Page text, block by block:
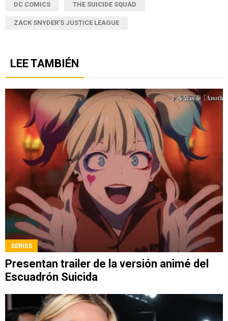
DC COMICS THE SUICIDE SQUAD
ZACK SNYDER'S JUSTICE LEAGUE
LEE TAMBIÉN
SERIES
Presentan trailer de la versión animé del
Escuadrón Suicida